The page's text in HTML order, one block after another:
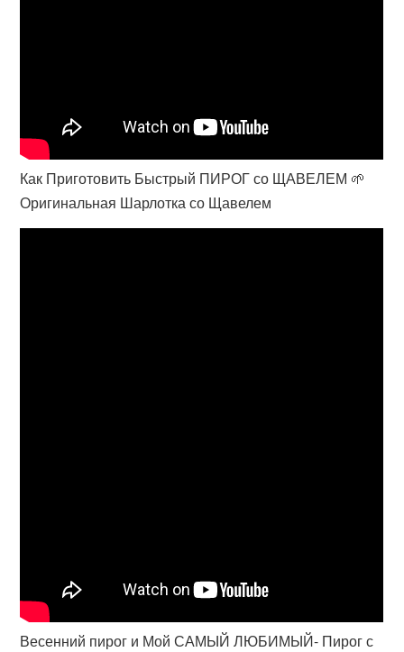
Как Приготовить Быстрый ПИРОГ со ЩАВЕЛЕМ 🌱
Оригинальная Шарлотка со Щавелем
Весенний пирог и Мой САМЫЙ ЛЮБИМЫЙ- Пирог с